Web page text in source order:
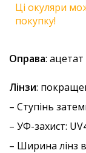
Ці окуляри
покупку!
Оправа:
Лінзи:
– Ступінь
– УФ-захист:
– Ширина лінз